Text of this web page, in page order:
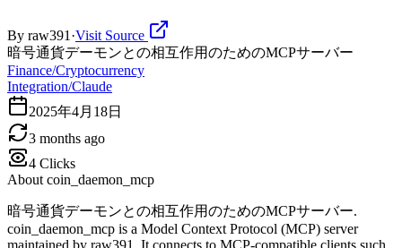
By raw391 ·Visit Source
暗号通貨デーモンとの相互作用のためのMCPサーバー
Finance/Cryptocurrency
Integration/Claude
2025年4月18日
3 months ago
4 Clicks
About coin_daemon_mcp
暗号通貨デーモンとの相互作用のためのMCPサーバー.
coin_daemon_mcp is a Model Context Protocol (MCP) server
maintained by raw391. It connects to MCP-compatible clients such